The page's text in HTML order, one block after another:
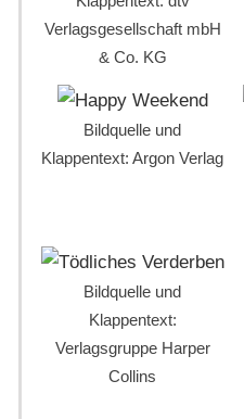
Verlagsgesellschaft mbH
& Co. KG
Bildquelle und
Klappentext: Argon Verlag
Bildquelle und
Klappentext:
Verlagsgruppe Harper
Collins